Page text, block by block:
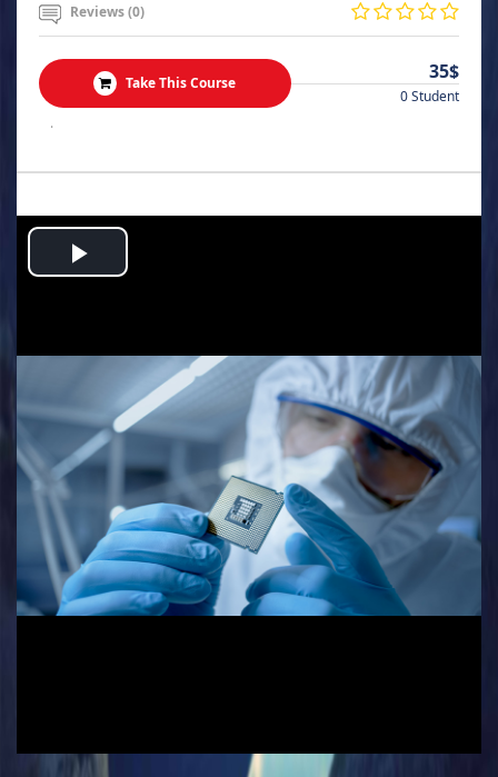
Reviews (0)
Take This Course 35$
0 Student
.
Play